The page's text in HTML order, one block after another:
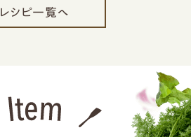
レシピ一覧へ